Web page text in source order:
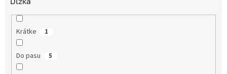
Krátke 1
Do pasu 5